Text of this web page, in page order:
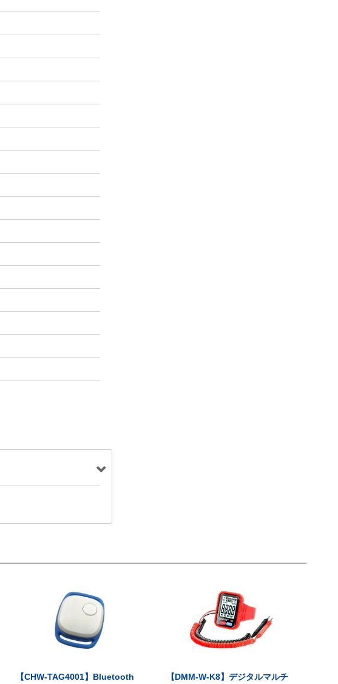
【CHW-TAG4001】Bluetooth
【DMM-W-K8】デジタルマルチ